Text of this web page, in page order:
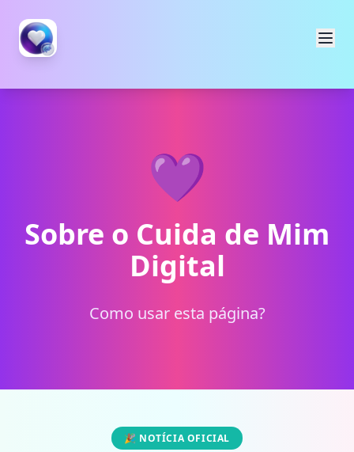
💜
Sobre o Cuida de Mim
Digital
Como usar esta página?
🎉 NOTÍCIA OFICIAL